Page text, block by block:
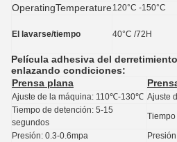
OperatingTemperature120°C -150°C
El lavarse/tiempo 40°C /72H
Película adhesiva del
enlazando condiciones:
Prensa plana
Ajuste de la máquina: 110℃-130℃ Ajuste
Tiempo de detención: 5-15
segundos
Presión: 0.3-0.6mpa